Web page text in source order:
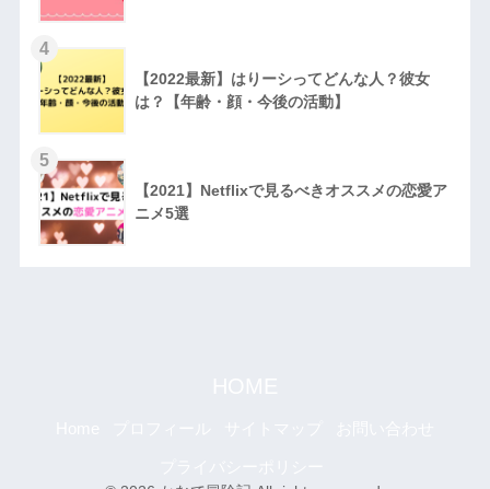
4
【2022最新】はりーシってどんな人？彼女
は？【年齢・顔・今後の活動】
5
【2021】Netflixで見るべきオススメの恋愛ア
ニメ5選